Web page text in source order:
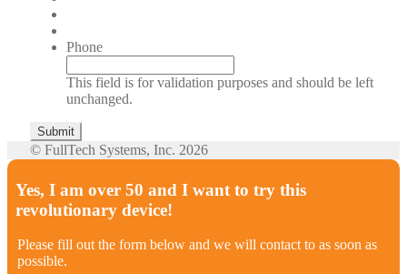
Phone
This field is for validation purposes and should be left
unchanged.
© FullTech Systems, Inc. 2026
Yes, I am over 50 and I want to try this
revolutionary device!
Please fill out the form below and we will contact to as soon as
possible.